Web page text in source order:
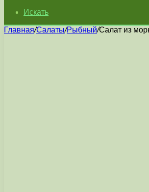
Искать
Главная/Салаты/Рыбный/Салат из